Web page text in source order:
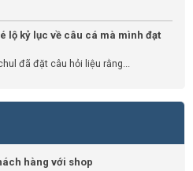
lộ kỷ lục về câu cá mà mình đạt
đã đặt câu hỏi liệu rằng...
hàng với shop